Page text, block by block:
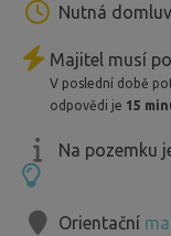
Nutná
Majitel musí
V poslední době
odpovědi je 15
Na pozemku
Orientační